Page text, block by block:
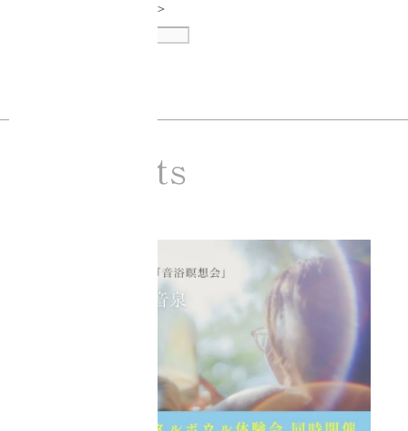
ボウルの音はこちら＞＞
Contents